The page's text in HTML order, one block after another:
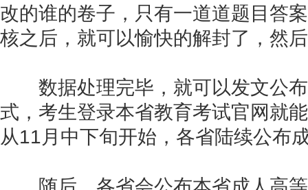
改的谁的卷子，只有一道道题目答
核之后，就可以愉快的解封了，然
数据处理完毕，就可以发文公布
式，考生登录本省教育考试官网就
从11月中下旬开始，各省陆续公布